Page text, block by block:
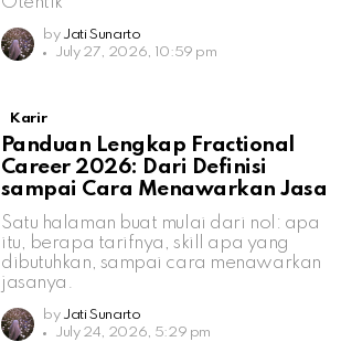
by Jati Sunarto
July 27, 2026, 10:59 pm
Karir
Panduan Lengkap Fractional
Career 2026: Dari Definisi
sampai Cara Menawarkan Jasa
Satu halaman buat mulai dari nol: apa
itu, berapa tarifnya, skill apa yang
dibutuhkan, sampai cara menawarkan
jasanya.
by Jati Sunarto
July 24, 2026, 5:29 pm